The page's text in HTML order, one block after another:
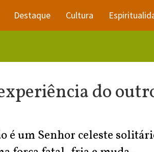
Destaque Cultura
do
é um Senhor celeste